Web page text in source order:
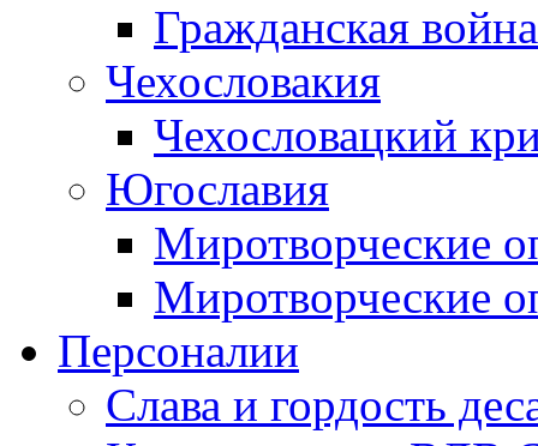
Гражданская
Чехословакия
Чехословацкий
Югославия
Миротворческие
Миротворческие
Персоналии
Слава и гордость